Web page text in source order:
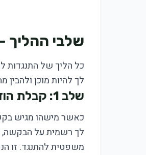
שלבי ההליך
כל הליך של התנגדות
לך להיות מוכן ולהבין
שלב 1: קבלת הודעה על הבקשה
כאשר מישהו מגיש
לך רשמית על הבקשה,
משפטית להתנגד. זו